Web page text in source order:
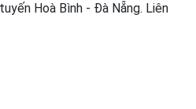
Hoà Bình - Đà Nẵng. Liên